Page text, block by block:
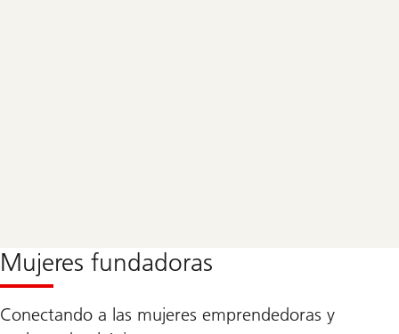
Mujeres fundadoras
Conectando a las mujeres emprendedoras y